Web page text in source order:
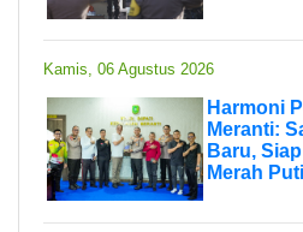
Kamis, 06 Agustus 2026
Harmoni
Meranti:
Baru,
Merah